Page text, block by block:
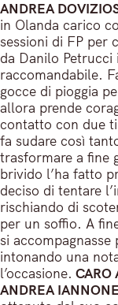
ANDREA
in Olanda carico
sessioni di FP per
da Danilo Petrucci
raccomandabile.
gocce di pioggia
allora prende
contatto con due
fa sudare così
trasformare a fine
brivido l’ha fatto
deciso di tentare
rischiando di
per un soffio. A
si
intonando una
l’occasione. CARO
ANDREA